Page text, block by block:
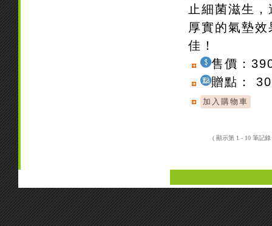
止細菌滋生
厚實的氣墊
佳！
售價：
贈點：
( 顯示第 1 - 10 筆記